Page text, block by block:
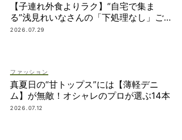
【子連れ外食よりラク】“自宅で集ま
る”浅見れいなさんの「下処理なし」ご飯
と愛用品
2026.07.29
ファッション
真夏日の“甘トップス”には【薄軽デニ
ム】が無敵！オシャレのプロが選ぶ14本
2026.07.12